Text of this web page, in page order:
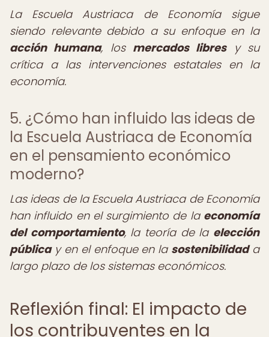
La Escuela Austriaca de Economía sigue
siendo relevante debido a su enfoque en la
acción humana, los mercados libresy su
crítica a las intervenciones estatales en la
economía.
5. ¿Cómo han influido las ideas de
la Escuela Austriaca de Economía
en el pensamiento económico
moderno?
Las ideas de la Escuela Austriaca de Economía
han influido en el surgimiento de la economía
del comportamiento, la teoría de la elección
públicay en el enfoque en la sostenibilidada
largo plazo de los sistemas económicos.
Reflexión final: El impacto de
los contribuyentes en la